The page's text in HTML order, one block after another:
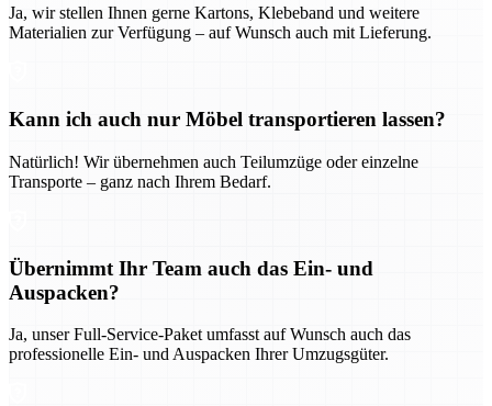
Ja, wir stellen Ihnen gerne Kartons, Klebeband und weitere
Materialien zur Verfügung – auf Wunsch auch mit Lieferung.
Kann ich auch nur Möbel transportieren lassen?
Natürlich! Wir übernehmen auch Teilumzüge oder einzelne
Transporte – ganz nach Ihrem Bedarf.
Übernimmt Ihr Team auch das Ein- und
Auspacken?
Ja, unser Full-Service-Paket umfasst auf Wunsch auch das
professionelle Ein- und Auspacken Ihrer Umzugsgüter.